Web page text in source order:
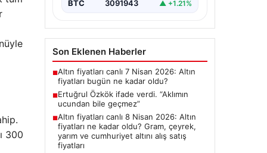
300
BTC 3091943 ▲ +1.21%
Son Eklenen Haberler
■Altın fiyatları canlı 7 Nisan 2026: Altın
fiyatları bugün ne kadar oldu?
■Ertuğrul Özkök ifade verdi. “Aklımın
ucundan bile geçmez”
■Altın fiyatları canlı 8 Nisan 2026: Altın
fiyatları ne kadar oldu? Gram, çeyrek,
yarım ve cumhuriyet altını alış satış
fiyatları